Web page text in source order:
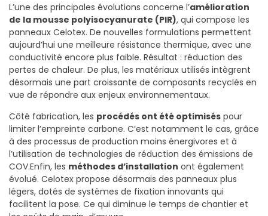
L’une des principales évolutions concerne l’amélioration
de la mousse polyisocyanurate (PIR), qui compose les
panneaux Celotex. De nouvelles formulations permettent
aujourd’hui une meilleure résistance thermique, avec une
conductivité encore plus faible. Résultat : réduction des
pertes de chaleur. De plus, les matériaux utilisés intègrent
désormais une part croissante de composants recyclés en
vue de répondre aux enjeux environnementaux.
Côté fabrication, les procédés ont été optimisés pour
limiter l’empreinte carbone. C’est notamment le cas, grâce
à des processus de production moins énergivores et à
l’utilisation de technologies de réduction des émissions de
COV.Enfin, les méthodes d’installation ont également
évolué. Celotex propose désormais des panneaux plus
légers, dotés de systèmes de fixation innovants qui
facilitent la pose. Ce qui diminue le temps de chantier et